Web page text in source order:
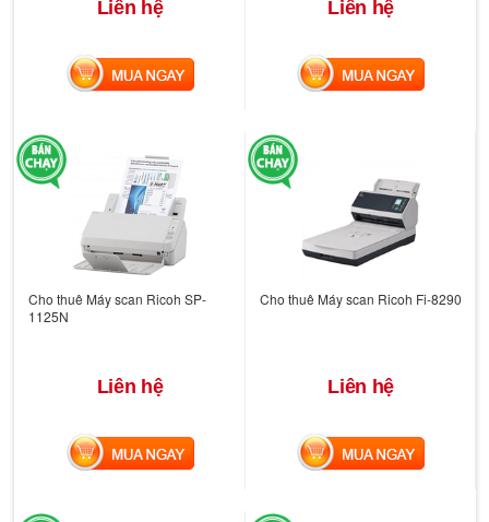
Liên hệ
MUA NGAY
Liên hệ
MUA NGAY
Cho thuê Máy scan Ricoh SP-
1125N
Liên hệ
MUA NGAY
Cho thuê Máy scan Ricoh Fi-8290
Liên hệ
MUA NGAY